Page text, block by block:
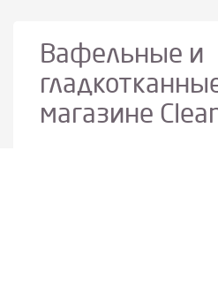
Вафельные и
магазине